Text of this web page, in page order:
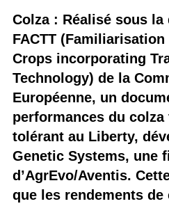
Colza : Réalisé sous
FACTT
Crops incorporating
Technology) de la
Européenne, un
performances du
tolérant au Liberty,
Genetic Systems, une
d’AgrEvo/Aventis.
que les rendements de